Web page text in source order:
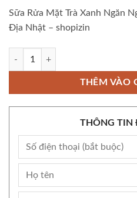
Sữa Rửa Mặt Trà Xanh Ngăn
Địa Nhật – shopizin
Còn kho Bộ Sữa Rửa Mặt Trà
THÊM VÀO
THÔNG TIN